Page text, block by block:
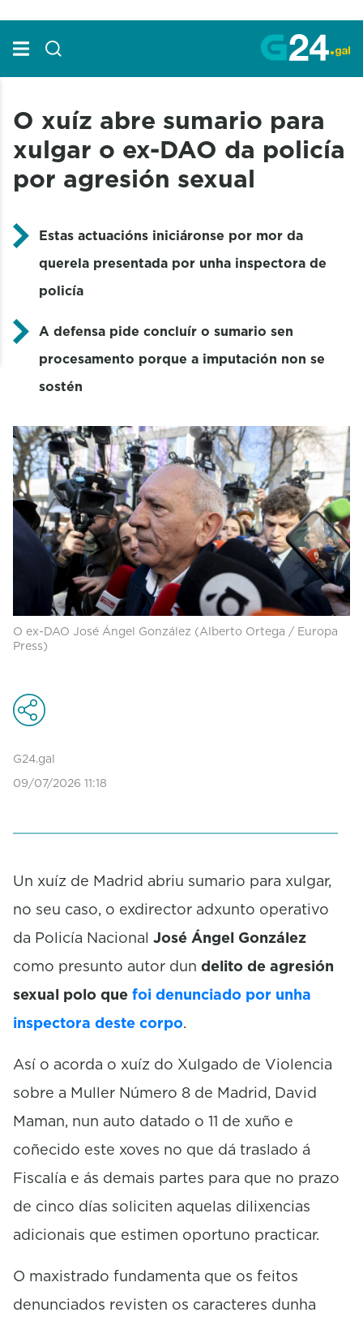
O xuíz abre sumario para
xulgar o ex-DAO da policía
por agresión sexual
Estas actuacións iniciáronse por mor da
querela presentada por unha inspectora de
policía
A defensa pide concluír o sumario sen
procesamento porque a imputación non se
sostén
O ex-DAO José Ángel González (Alberto Ortega / Europa
Press)
G24.gal
09/07/2026 11:18
Un xuíz de Madrid abriu sumario para xulgar,
no seu caso, o exdirector adxunto operativo
da Policía Nacional José Ángel González
como presunto autor dun delito de agresión
sexual polo que foi denunciado por unha
inspectora deste corpo.
Así o acorda o xuíz do Xulgado de Violencia
sobre a Muller Número 8 de Madrid, David
Maman, nun auto datado o 11 de xuño e
coñecido este xoves no que dá traslado á
Fiscalía e ás demais partes para que no prazo
de cinco días soliciten aquelas dilixencias
adicionais que estimen oportuno practicar.
O maxistrado fundamenta que os feitos
denunciados revisten os caracteres dunha